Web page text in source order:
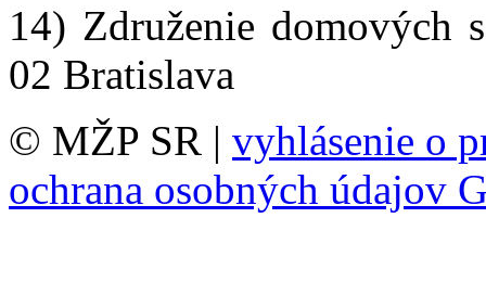
14) Združenie domových
02 Bratislava
© MŽP SR | vyhlásenie o
ochrana osobných údajov